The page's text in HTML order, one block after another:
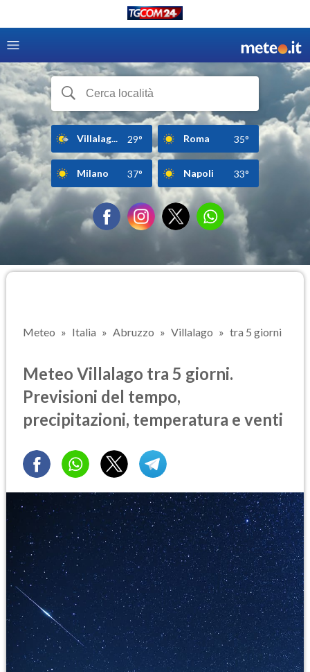
Villalag... 29° Roma 35°
Milano 37° Napoli 33°
Meteo Italia Abruzzo Villalago tra 5 giorni
Meteo Villalago tra 5 giorni.
Previsioni del tempo,
precipitazioni, temperatura e venti